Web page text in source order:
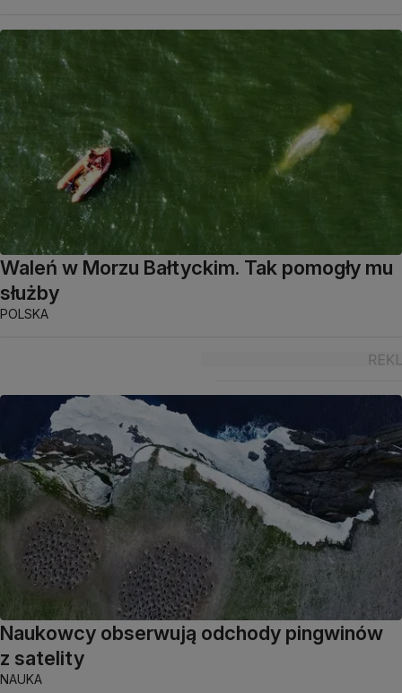
Waleń w Morzu Bałtyckim. Tak pomogły mu
służby
POLSKA
Naukowcy obserwują odchody pingwinów
z satelity
NAUKA